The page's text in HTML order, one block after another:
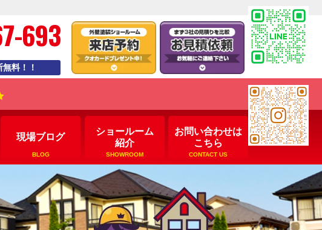
693
料！！
現場ブログ
BLOG
ショールーム
紹介
SHOWROOM
お問い合わせは
こちら
CONTACT US